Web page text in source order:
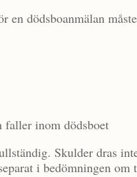
en dödsboanmälan
faller inom dödsboet
Skulder dras
i bedömningen